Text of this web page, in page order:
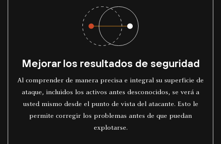
Mejorar los resultados de seguridad
Al comprender de manera precisa e integral su superficie de
ataque, incluidos los activos antes desconocidos, se verá a
usted mismo desde el punto de vista del atacante. Esto le
permite corregir los problemas antes de que puedan
explotarse.